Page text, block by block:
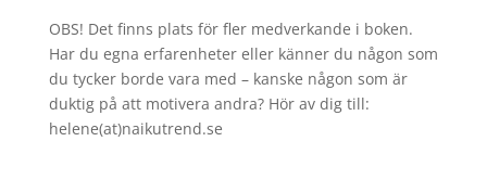
OBS! Det finns plats för fler medverkande i boken.
Har du egna erfarenheter eller känner du någon som
du tycker borde vara med – kanske någon som är
duktig på att motivera andra? Hör av dig till:
helene(at)naikutrend.se